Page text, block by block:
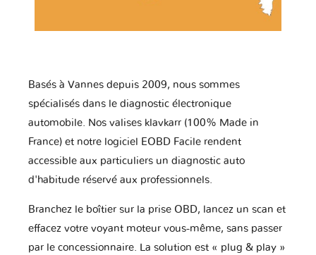
Basés à Vannes depuis 2009, nous sommes
spécialisés dans le diagnostic électronique
automobile. Nos valises klavkarr (100% Made in
France) et notre logiciel EOBD Facile rendent
accessible aux particuliers un diagnostic auto
d'habitude réservé aux professionnels.
Branchez le boîtier sur la prise OBD, lancez un scan et
effacez votre voyant moteur vous-même, sans passer
par le concessionnaire. La solution est « plug & play »